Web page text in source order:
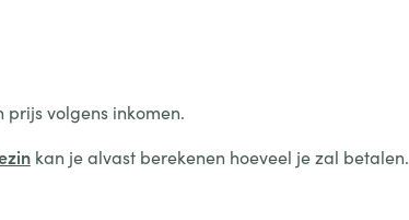
volgens inkomen.
kan je alvast berekenen hoeveel je zal betalen.